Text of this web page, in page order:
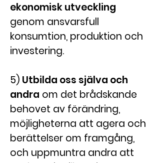
ekonomisk utveckling
genom ansvarsfull
konsumtion, produktion och
investering.
5) Utbilda oss själva och
andra om det brådskande
behovet av förändring,
möjligheterna att agera och
berättelser om framgång,
och uppmuntra andra att